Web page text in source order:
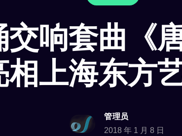
交响套曲《
相上海东方
管理员
2018 年 1 月 8 日